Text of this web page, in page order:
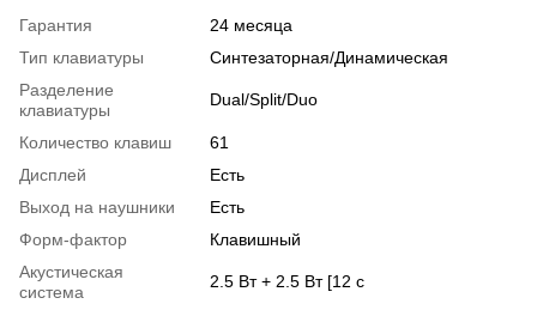
Гарантия
24 месяца
Тип клавиатуры
Синтезаторная/Динамическая
Разделение
клавиатуры
Dual/Split/Duo
Количество клавиш
61
Дисплей
Есть
Выход на наушники
Есть
Форм-фактор
Клавишный
Акустическая
система
2.5 Вт + 2.5 Вт [12 с